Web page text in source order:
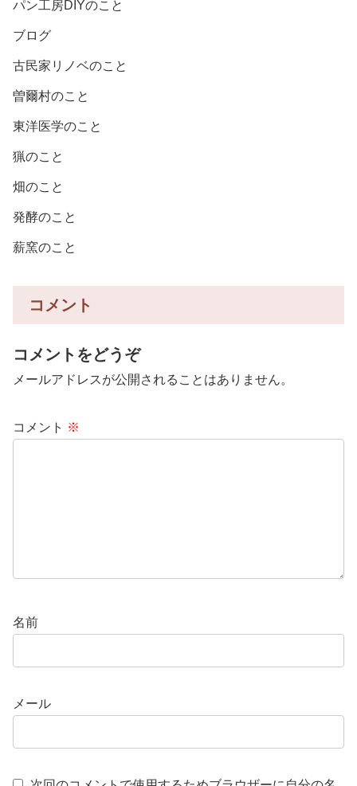
パン工房DIYのこと
ブログ
古民家リノベのこと
曽爾村のこと
東洋医学のこと
猟のこと
畑のこと
発酵のこと
薪窯のこと
コメント
コメントをどうぞ
メールアドレスが公開されることはありません。
コメント ※
名前
メール